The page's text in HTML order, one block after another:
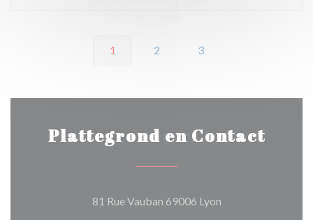
1 2 3
Plattegrond en Contact
81 Rue Vauban 69006 Lyon((opent in een